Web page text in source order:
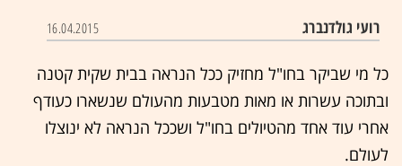
רועי גולדנברג 16.04.2015
כל מי שביקר בחו"ל מחזיק ככל הנראה בבית שקית קטנה
ובתוכה עשרות או מאות מטבעות מהעולם שנשארו כעודף
אחרי עוד אחד מהטיולים בחו"ל ושככל הנראה לא ינוצלו
לעולם.